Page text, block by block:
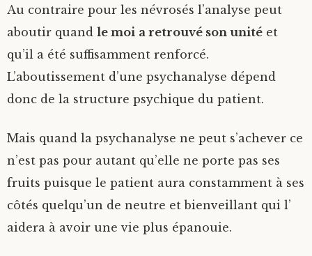
Au contraire pour les névrosés l’analyse peut
aboutir quand le moi a retrouvé son unité et
qu’il a été suffisamment renforcé.
L’aboutissement d’une psychanalyse dépend
donc de la structure psychique du patient.
Mais quand la psychanalyse ne peut s’achever ce
n’est pas pour autant qu’elle ne porte pas ses
fruits puisque le patient aura constamment à ses
côtés quelqu’un de neutre et bienveillant qui l’
aidera à avoir une vie plus épanouie.